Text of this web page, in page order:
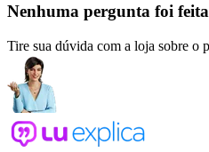
Nenhuma pergunta foi
Tire sua dúvida com a loja sobre o